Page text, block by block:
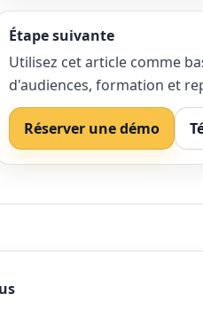
Étape suivante
Utilisez cet article comme
d'audiences, formation et
Réserver une démo